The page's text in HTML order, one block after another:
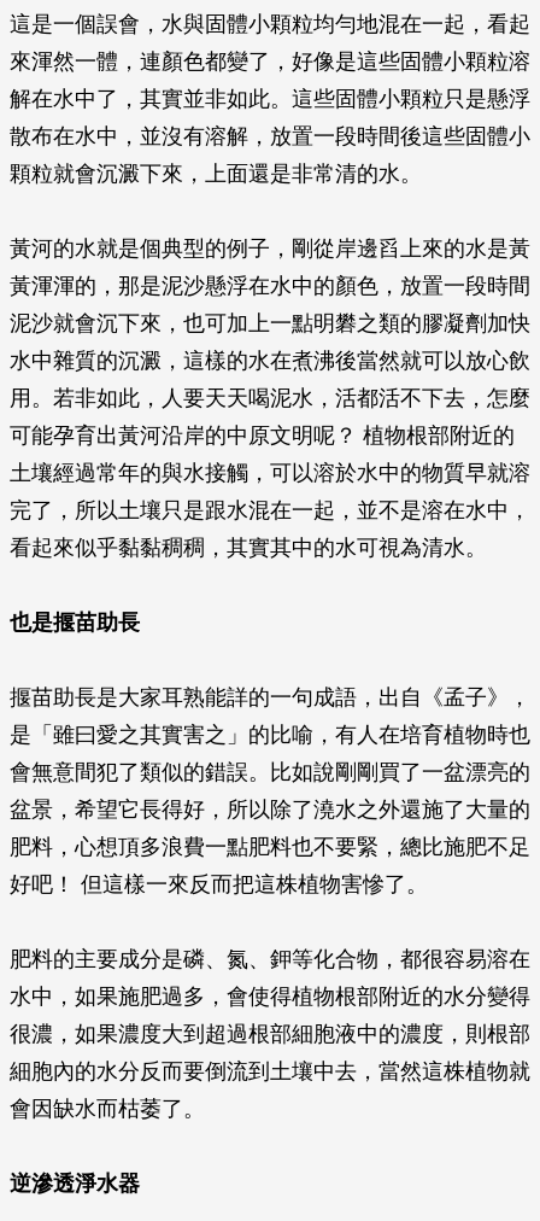
這是一個誤會，水與固體小顆粒均勻地混在一起，看起
來渾然一體，連顏色都變了，好像是這些固體小顆粒溶
解在水中了，其實並非如此。這些固體小顆粒只是懸浮
散布在水中，並沒有溶解，放置一段時間後這些固體小
顆粒就會沉澱下來，上面還是非常清的水。
黃河的水就是個典型的例子，剛從岸邊舀上來的水是黃
黃渾渾的，那是泥沙懸浮在水中的顏色，放置一段時間
泥沙就會沉下來，也可加上一點明礬之類的膠凝劑加快
水中雜質的沉澱，這樣的水在煮沸後當然就可以放心飲
用。若非如此，人要天天喝泥水，活都活不下去，怎麼
可能孕育出黃河沿岸的中原文明呢？ 植物根部附近的
土壤經過常年的與水接觸，可以溶於水中的物質早就溶
完了，所以土壤只是跟水混在一起，並不是溶在水中，
看起來似乎黏黏稠稠，其實其中的水可視為清水。
也是揠苗助長
揠苗助長是大家耳熟能詳的一句成語，出自《孟子》，
是「雖曰愛之其實害之」的比喻，有人在培育植物時也
會無意間犯了類似的錯誤。比如說剛剛買了一盆漂亮的
盆景，希望它長得好，所以除了澆水之外還施了大量的
肥料，心想頂多浪費一點肥料也不要緊，總比施肥不足
好吧！ 但這樣一來反而把這株植物害慘了。
肥料的主要成分是磷、氮、鉀等化合物，都很容易溶在
水中，如果施肥過多，會使得植物根部附近的水分變得
很濃，如果濃度大到超過根部細胞液中的濃度，則根部
細胞內的水分反而要倒流到土壤中去，當然這株植物就
會因缺水而枯萎了。
逆滲透淨水器